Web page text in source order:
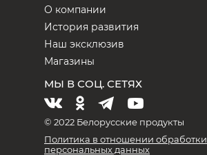
О компании
История развития
Наш эксклюзив
Магазины
МЫ В СОЦ. СЕТЯХ
© 2022 Белорусские продукты
Политика в отношении обработки
персональных данных